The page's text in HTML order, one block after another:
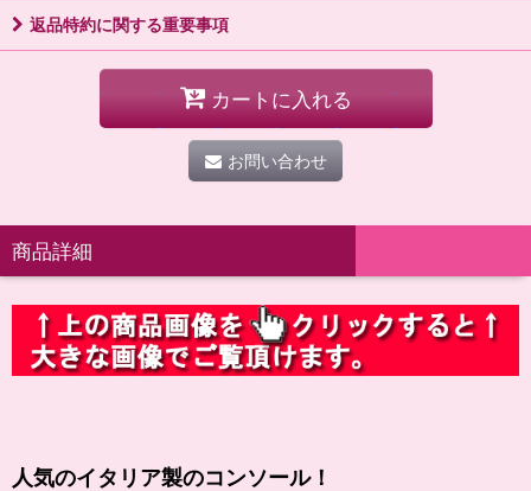
返品特約に関する重要事項
カートに入れる
お問い合わせ
商品詳細
人気のイタリア製のコンソール！